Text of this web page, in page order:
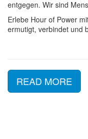
entgegen. Wir sind
Erlebe Hour of Power
ermutigt, verbindet und
READ MORE